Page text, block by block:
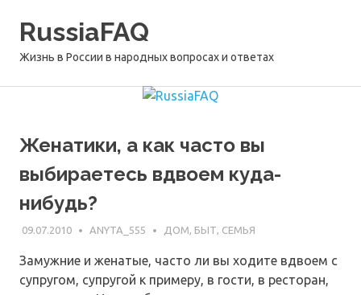
RussiaFAQ
Жизнь в России в народных вопросах и ответах
Женатики, а как часто вы
выбираетесь вдвоем куда-
нибудь?
09.07.2010 ANYTA_555 ДОМ, БЫТ, СЕМЬЯ
Замужние и женатые, часто ли вы ходите вдвоем с
супругом, супругой к примеру, в гости, в ресторан,